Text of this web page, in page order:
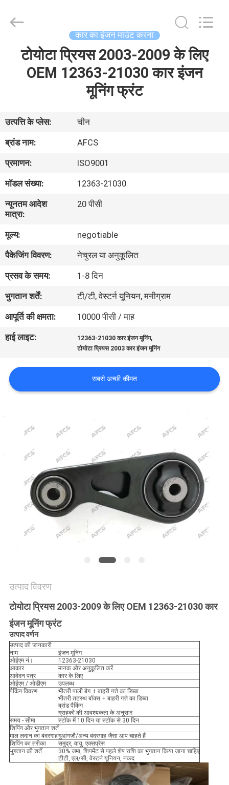
वीडियो
बारे
में
कारखाने
का
दौरा
गुणवत्ता
नियंत्रण
हमसे
करें
समाचार
उद्धरण
मांगें
साइटमैप
गोपनीयता
PARTS
Reserved.
कार का इंजन माउंट करना
टोयोटा प्रियस 2003-2009 के लिए
OEM 12363-21030 कार इंजन
मूनिंग फ्रंट
उत्पत्ति के प्लेस:
चीन
ब्रांड नाम:
AFCS
प्रमाणन:
ISO9001
मॉडल संख्या:
12363-21030
न्यूनतम आदेश
मात्रा:
20 पीसी
मूल्य:
negotiable
पैकेजिंग विवरण:
नेचुरल या अनुकूलित
प्रसव के समय:
1-8 दिन
भुगतान शर्तें:
टी/टी, वेस्टर्न यूनियन, मनीग्राम
आपूर्ति की क्षमता:
10000 पीसी / माह
हाई लाइट:
12363-21030 कार इंजन मूनिंग,
टोयोटा प्रियस 2003 कार इंजन मूनिंग
सबसे अच्छी कीमत
उत्पाद विवरण
टोयोटा प्रियस 2003-2009 के लिए OEM 12363-21030 कार
इंजन मूनिंग फ्रंट
उत्पाद वर्णन
उत्पाद की जानकारी
नाम
इंजन मूनिंग
ओईएम नं।
12363-21030
आकार
मानक और अनुकूलित करें
आवेदन पत्र
कार के लिए
ओईएम / ओडीएम
उपलब्ध
पैकिंग विवरण
भीतरी पाली बैग + बाहरी गत्ते का डिब्बा
भीतरी तटस्थ बॉक्स + बाहरी गत्ते का डिब्बा
ब्रांड पैकिंग
ग्राहकों की आवश्यकता के अनुसार
समय - सीमा
स्टॉक में 10 दिन या स्टॉक से 30 दिन
शिपिंग और भुगतान शर्तें
माल लदान का बंदरगाहगुआंगज़ौ/अन्य बंदरगाह जैसा आप चाहते हैं
शिपिंग का तरीका
समुद्र, वायु, एक्सप्रेस
भुगतान की शर्तें
30% जमा, शिपमेंट से पहले शेष राशि का भुगतान किया जाना चाहिए
टीटी, एल/सी, वेस्टर्न यूनियन, नकद